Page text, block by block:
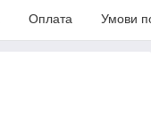
Оплата Умови